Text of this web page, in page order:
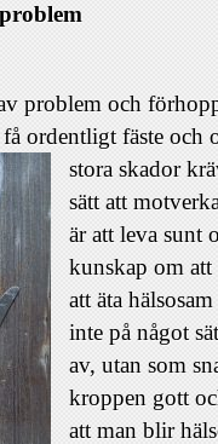
problem och
ordentligt fäste och
stora skador
sätt att
är att leva sunt
kunskap om
att äta
inte på något
av, utan som
kroppen gott
att man blir